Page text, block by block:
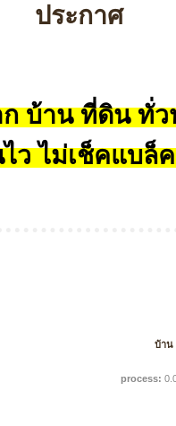
ประกาศ
บ้าน ที่ดิน ทั่ว
ไว ไม่เช็คแบล็
บ้าน
process: